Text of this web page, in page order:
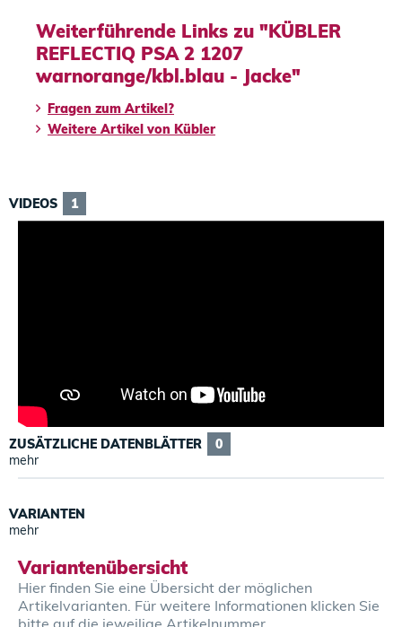
Weiterführende Links zu "KÜBLER
REFLECTIQ PSA 2 1207
warnorange/kbl.blau - Jacke"
Fragen zum Artikel?
Weitere Artikel von Kübler
VIDEOS 1
ZUSÄTZLICHE DATENBLÄTTER
0
mehr
VARIANTEN
mehr
Variantenübersicht
Hier finden Sie eine Übersicht der möglichen
Artikelvarianten. Für weitere Informationen klicken Sie
bitte auf die jeweilige Artikelnummer.